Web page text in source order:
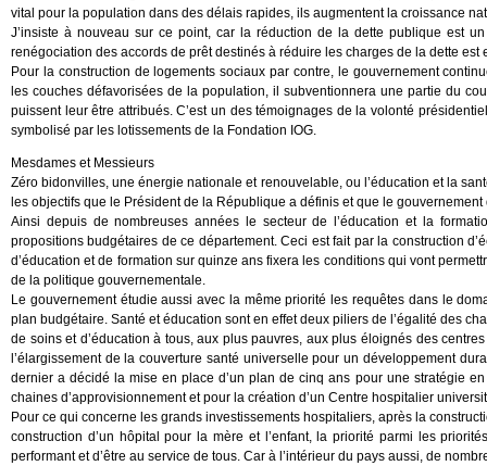
vital pour la population dans des délais rapides, ils augmentent la croissance
J’insiste à nouveau sur ce point, car la réduction de la dette publique est
renégociation des accords de prêt destinés à réduire les charges de la dette est
Pour la construction de logements sociaux par contre, le gouvernement
les couches défavorisées de la population, il subventionnera une partie du
puissent leur être attribués. C’est un des témoignages de la volonté
symbolisé par les lotissements de la Fondation IOG.
Mesdames et Messieurs
Zéro bidonvilles, une énergie nationale et renouvelable, ou l’éducation et la
les objectifs que le Président de la République a définis et que le gouvernement
Ainsi depuis de nombreuses années le secteur de l’éducation et la
propositions budgétaires de ce département. Ceci est fait par la construction
d’éducation et de formation sur quinze ans fixera les conditions qui vont
de la politique gouvernementale.
Le gouvernement étudie aussi avec la même priorité les requêtes dans le
plan budgétaire. Santé et éducation sont en effet deux piliers de l’égalité des
de soins et d’éducation à tous, aux plus pauvres, aux plus éloignés des
l’élargissement de la couverture santé universelle pour un développement
dernier a décidé la mise en place d’un plan de cinq ans pour une stratégie
chaines d’approvisionnement et pour la création d’un Centre hospitalier
Pour ce qui concerne les grands investissements hospitaliers, après la
construction d’un hôpital pour la mère et l’enfant, la priorité parmi les
performant et d’être au service de tous. Car à l’intérieur du pays aussi, de